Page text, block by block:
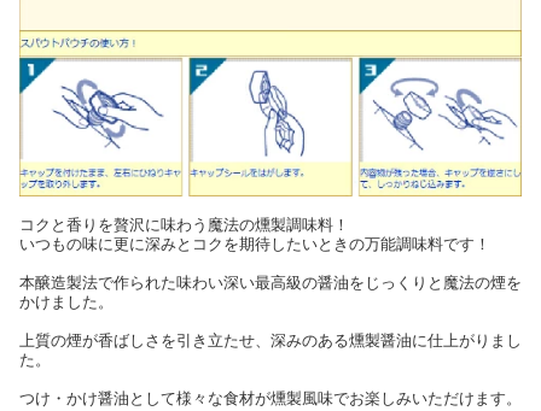
コクと香りを贅沢に味わう魔法の燻製調味料！
いつもの味に更に深みとコクを期待したいときの万能調味料です！
本醸造製法で作られた味わい深い最高級の醤油をじっくりと魔法の煙を
かけました。
上質の煙が香ばしさを引き立たせ、深みのある燻製醤油に仕上がりまし
た。
つけ・かけ醤油として様々な食材が燻製風味でお楽しみいただけます。